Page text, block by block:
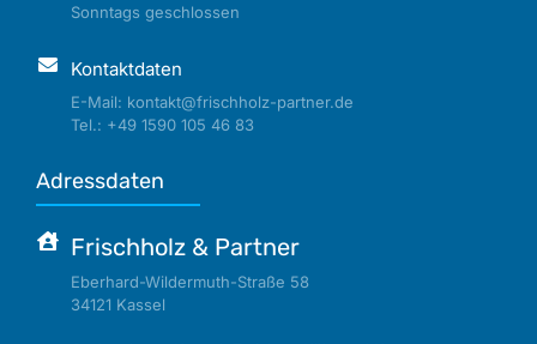
Sonntags geschlossen
Kontaktdaten
E-Mail: kontakt@frischholz-partner.de
Tel.: +49 1590 105 46 83
Adressdaten
Frischholz & Partner
Eberhard-Wildermuth-Straße 58
34121 Kassel